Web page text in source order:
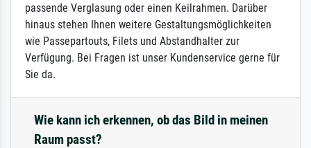
passende Verglasung oder einen Keilrahmen. Darüber
hinaus stehen Ihnen weitere Gestaltungsmöglichkeiten
wie Passepartouts, Filets und Abstandhalter zur
Verfügung. Bei Fragen ist unser Kundenservice gerne für
Sie da.
Wie kann ich erkennen, ob das Bild in meinen
Raum passt?